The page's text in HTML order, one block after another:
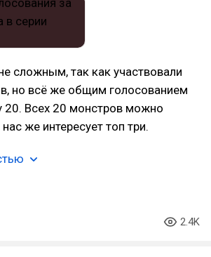
сложным, так как участвовали
но всё же общим голосованием
Всех 20 монстров можно
же интересует топ три.
2.4K